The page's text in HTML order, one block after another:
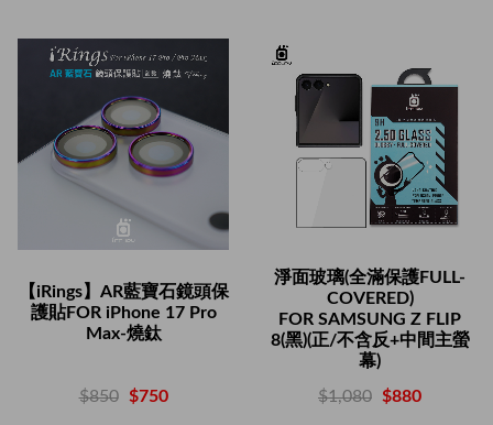
【iRings】AR藍寶石鏡頭保
護貼FOR iPhone 17 Pro
Max-燒鈦
$850 $750
淨面玻璃(全滿保護FULL-
COVERED)
FOR SAMSUNG Z FLIP
8(黑)(正/不含反+中間主螢
幕)
$1,080 $880